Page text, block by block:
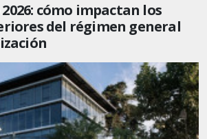
cómo impactan los
del régimen general